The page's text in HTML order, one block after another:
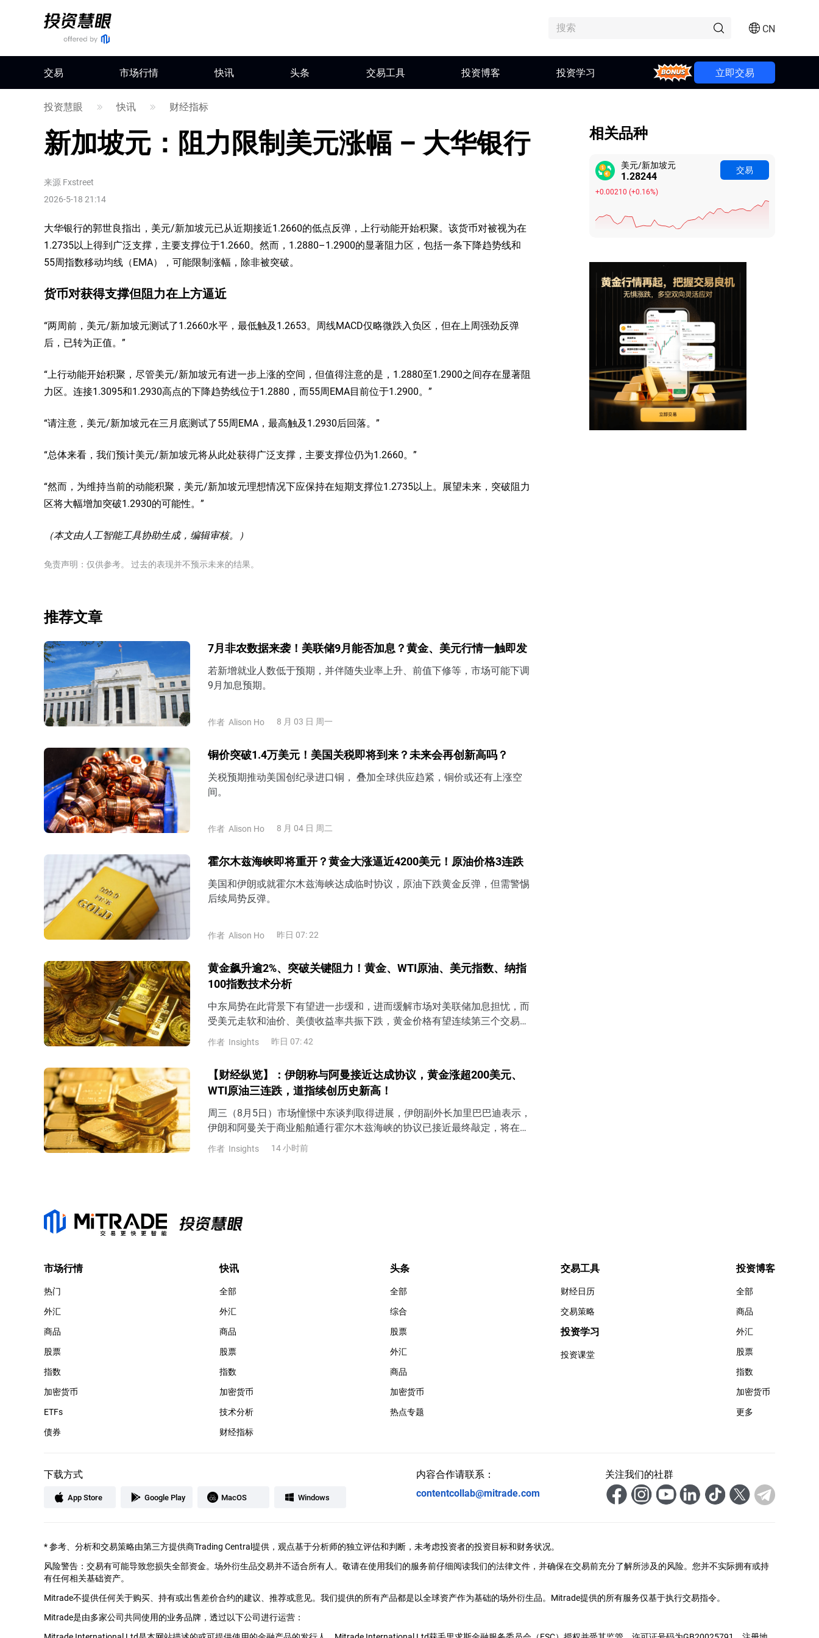
CN
交易 市场行情 快讯 头条 交易工具 投资博客 投资学习 Bonus 立即交易
投资慧眼 快讯 财经指标
新加坡元：阻力限制美元涨幅 – 大华银行
来源 Fxstreet
2026-5-18 21:14
大华银行的郭世良指出，美元/新加坡元已从近期接近1.2660的低点反弹，上行动能开始积聚。该货币对被视为在
1.2735以上得到广泛支撑，主要支撑位于1.2660。然而，1.2880–1.2900的显著阻力区，包括一条下降趋势线和
55周指数移动均线（EMA），可能限制涨幅，除非被突破。
货币对获得支撑但阻力在上方逼近
“两周前，美元/新加坡元测试了1.2660水平，最低触及1.2653。周线MACD仅略微跌入负区，但在上周强劲反弹
后，已转为正值。”
“上行动能开始积聚，尽管美元/新加坡元有进一步上涨的空间，但值得注意的是，1.2880至1.2900之间存在显著阻
力区。连接1.3095和1.2930高点的下降趋势线位于1.2880，而55周EMA目前位于1.2900。”
“请注意，美元/新加坡元在三月底测试了55周EMA，最高触及1.2930后回落。”
“总体来看，我们预计美元/新加坡元将从此处获得广泛支撑，主要支撑位仍为1.2660。”
“然而，为维持当前的动能积聚，美元/新加坡元理想情况下应保持在短期支撑位1.2735以上。展望未来，突破阻力
区将大幅增加突破1.2930的可能性。”
（本文由人工智能工具协助生成，编辑审核。）
免责声明：仅供参考。 过去的表现并不预示未来的结果。
推荐文章
7月非农数据来袭！美联储9月能否加息？黄金、美元行情一触即发
若新增就业人数低于预期，并伴随失业率上升、前值下修等，市场可能下调
9月加息预期。
作者 Alison Ho 8 月 03 日 周一
铜价突破1.4万美元！美国关税即将到来？未来会再创新高吗？
关税预期推动美国创纪录进口铜， 叠加全球供应趋紧，铜价或还有上涨空
间。
作者 Alison Ho 8 月 04 日 周二
霍尔木兹海峡即将重开？黄金大涨逼近4200美元！原油价格3连跌
美国和伊朗或就霍尔木兹海峡达成临时协议，原油下跌黄金反弹，但需警惕
后续局势反弹。
作者 Alison Ho 昨日 07: 22
黄金飙升逾2%、突破关键阻力！黄金、WTI原油、美元指数、纳指
100指数技术分析
中东局势在此背景下有望进一步缓和，进而缓解市场对美联储加息担忧，而
受美元走软和油价、美债收益率共振下跌，黄金价格有望连续第三个交易日
上涨，并进一步上攻4200美元上方阻力。
作者 Insights 昨日 07: 42
【财经纵览】：伊朗称与阿曼接近达成协议，黄金涨超200美元、
WTI原油三连跌，道指续创历史新高！
周三（8月5日）市场憧憬中东谈判取得进展，伊朗副外长加里巴巴迪表示，
伊朗和阿曼关于商业船舶通行霍尔木兹海峡的协议已接近最终敲定，将在霍
尔木兹海峡建立一种不同于过去60年的新通行模式。WTI原油进一步下探至
74.2美元，续创逾三周新低。黄金飙升逾4%，一举突破4200美元至日内高
作者 Insights 14 小时前
相关品种
美元/新加坡元
1.28273
+0.00239 (+0.19%)
交易
市场行情
热门
外汇
商品
股票
指数
加密货币
ETFs
债券
快讯
全部
外汇
商品
股票
指数
加密货币
技术分析
财经指标
头条
全部
综合
股票
外汇
商品
加密货币
热点专题
交易工具
财经日历
交易策略
投资学习
投资课堂
投资博客
全部
商品
外汇
股票
指数
加密货币
更多
下载方式
App Store Google Play MacOS Windows
内容合作请联系：
contentcollab@mitrade.com
关注我们的社群
*参考、分析和交易策略由第三方提供商Trading Central提供，观点基于分析师的独立评估和判断，未考虑投资者的投资目标和财务状况。
风险警告：交易有可能导致您损失全部资金。场外衍生品交易并不适合所有人。敬请在使用我们的服务前仔细阅读我们的法律文件，并确保在交易前充分了解所涉及的风险。您并不实际拥有或持
有任何相关基础资产。
Mitrade不提供任何关于购买、持有或出售差价合约的建议、推荐或意见。我们提供的所有产品都是以全球资产作为基础的场外衍生品。Mitrade提供的所有服务仅基于执行交易指令。
Mitrade是由多家公司共同使用的业务品牌，透过以下公司进行运营：